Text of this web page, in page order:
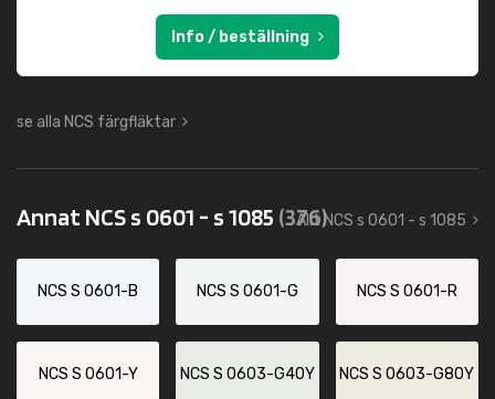
Info / beställning
se alla NCS färgfläktar
Annat NCS s 0601 - s 1085 (376)
Allt NCS s 0601 - s 1085
NCS S 0601-B NCS S 0601-G NCS S 0601-R
NCS S 0601-Y NCS S 0603-G40Y NCS S 0603-G80Y